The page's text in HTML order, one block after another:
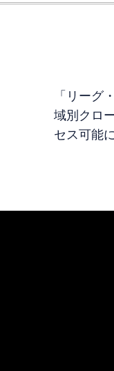
「リーグ
域別クロ
セス可能